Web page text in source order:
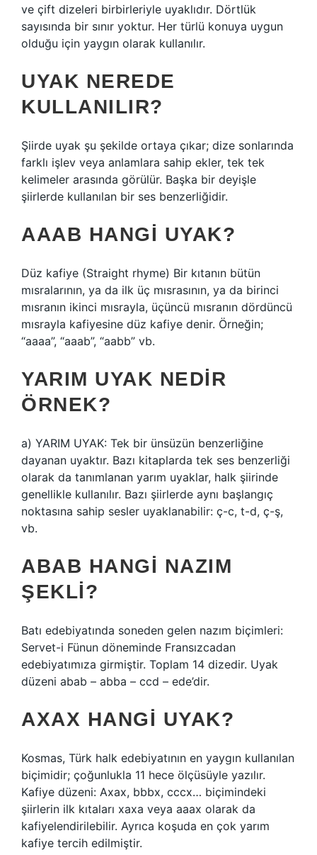
ve çift dizeleri birbirleriyle uyaklıdır. Dörtlük
sayısında bir sınır yoktur. Her türlü konuya uygun
olduğu için yaygın olarak kullanılır.
UYAK NEREDE
KULLANILIR?
Şiirde uyak şu şekilde ortaya çıkar; dize sonlarında
farklı işlev veya anlamlara sahip ekler, tek tek
kelimeler arasında görülür. Başka bir deyişle
şiirlerde kullanılan bir ses benzerliğidir.
AAAB HANGI UYAK?
Düz kafiye (Straight rhyme) Bir kıtanın bütün
mısralarının, ya da ilk üç mısrasının, ya da birinci
mısranın ikinci mısrayla, üçüncü mısranın dördüncü
mısrayla kafiyesine düz kafiye denir. Örneğin;
“aaaa”, “aaab”, “aabb” vb.
YARIM UYAK NEDIR
ÖRNEK?
a) YARIM UYAK: Tek bir ünsüzün benzerliğine
dayanan uyaktır. Bazı kitaplarda tek ses benzerliği
olarak da tanımlanan yarım uyaklar, halk şiirinde
genellikle kullanılır. Bazı şiirlerde aynı başlangıç ​​
noktasına sahip sesler uyaklanabilir: ç-c, t-d, ç-ş,
vb.
ABAB HANGI NAZIM
ŞEKLI?
Batı edebiyatında soneden gelen nazım biçimleri:
Servet-i Fünun döneminde Fransızcadan
edebiyatımıza girmiştir. Toplam 14 dizedir. Uyak
düzeni abab – abba – ccd – ede’dir.
AXAX HANGI UYAK?
Kosmas, Türk halk edebiyatının en yaygın kullanılan
biçimidir; çoğunlukla 11 hece ölçüsüyle yazılır.
Kafiye düzeni: Axax, bbbx, cccx… biçimindeki
şiirlerin ilk kıtaları xaxa veya aaax olarak da
kafiyelendirilebilir. Ayrıca koşuda en çok yarım
kafiye tercih edilmiştir.